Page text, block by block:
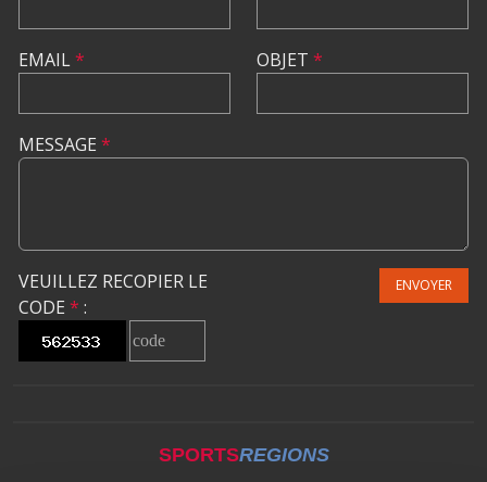
EMAIL* OBJET *
MESSAGE *
VEUILLEZ RECOPIER LE
CODE * :
ENVOYER
SPORTSREGIONS